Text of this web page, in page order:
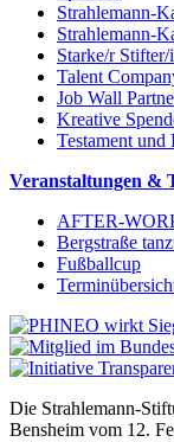
Strahlemann-
Strahlemann-
Starke/r
Talent
Job Wall
Kreative
Testament und
Veranstaltungen &
AFTER-
Bergstraße
Fußballcup
Die Strahlemann-
Bensheim vom 12.